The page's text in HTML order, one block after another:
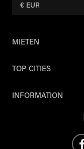
€ EUR
MIETEN
TOP CITIES
INFORMATION